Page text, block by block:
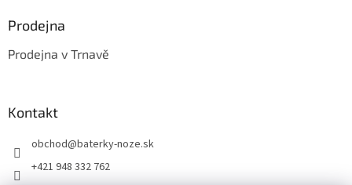
Prodejna
Prodejna v Trnavě
Kontakt
obchod@baterky-noze.sk
+421 948 332 762